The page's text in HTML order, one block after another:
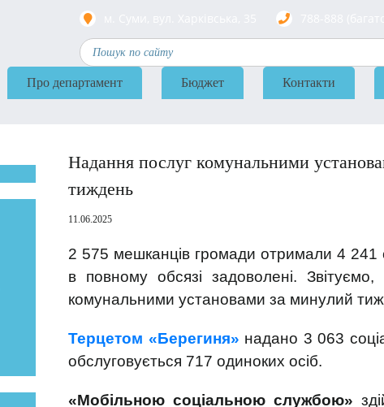
Про департамент Бюджет Контакти
Надання послуг комунальними
тиждень
11.06.2025
2 575 мешканців громади отримали 4 241
в повному обсязі задоволені.
комунальними установами за минулий
Терцетом «Берегиня» надано 3 063
обслуговується 717 одиноких осіб.
«Мобільною соціальною службою»